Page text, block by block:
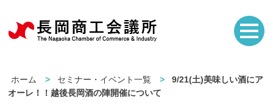
ホーム セミナー・イベント一覧
9/21(土)美味しい酒にア
オーレ！！越後長岡酒の陣開催について